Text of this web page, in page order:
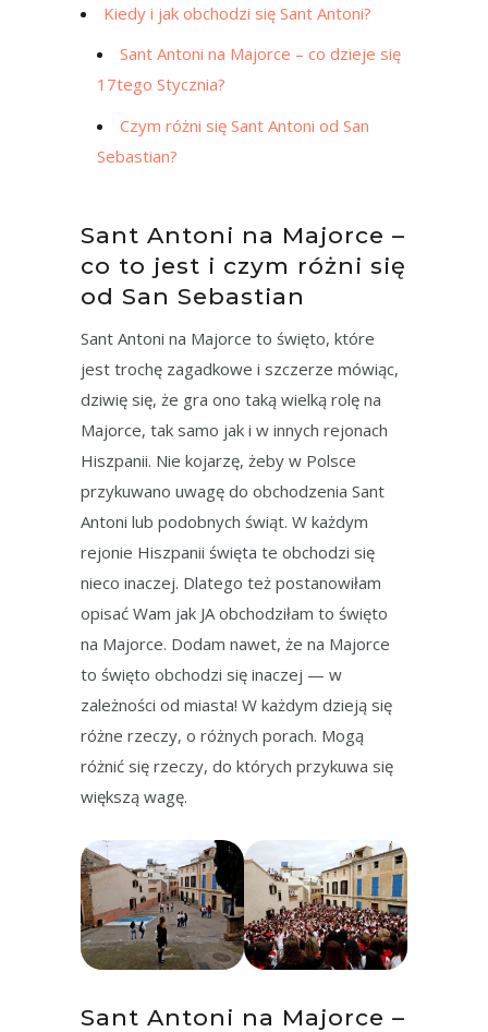
Kiedy i jak obchodzi się Sant Antoni?
Sant Antoni na Majorce – co dzieje się
17tego Stycznia?
Czym różni się Sant Antoni od San
Sebastian?
Sant Antoni na Majorce –
co to jest i czym różni się
od San Sebastian
Sant Antoni na Majorce to święto, które
jest trochę zagadkowe i szczerze mówiąc,
dziwię się, że gra ono taką wielką rolę na
Majorce, tak samo jak i w innych rejonach
Hiszpanii. Nie kojarzę, żeby w Polsce
przykuwano uwagę do obchodzenia Sant
Antoni lub podobnych świąt. W każdym
rejonie Hiszpanii święta te obchodzi się
nieco inaczej. Dlatego też postanowiłam
opisać Wam jak JA obchodziłam to święto
na Majorce. Dodam nawet, że na Majorce
to święto obchodzi się inaczej — w
zależności od miasta! W każdym dzieją się
różne rzeczy, o różnych porach. Mogą
różnić się rzeczy, do których przykuwa się
większą wagę.
Sant Antoni na Majorce –